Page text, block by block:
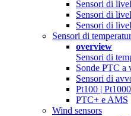
Sensori di
Sensori di
Sensori di
Sensori di
overview
Sensori di
Sonde PTC a
Sensori di
Pt100 |
PTC+ e AMS
Wind sensors